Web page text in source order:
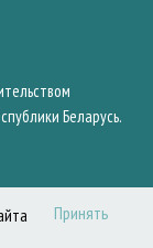
Беларусь.
Принять